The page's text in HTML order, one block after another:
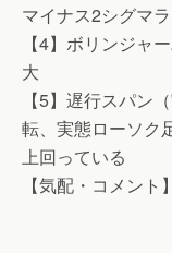
マイナス2シグマ
【4】ボリンジャ
大
【5】遅行スパン
転、実態ローソク
上回っている
【気配・コメン